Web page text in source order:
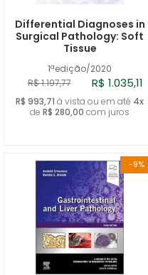
1ªedição/2020
Differential Diagnoses in
Surgical Pathology: Soft
Tissue
R$ 1.197,77 R$ 1.035,11
R$ 993,71 à vista ou em até 4x
de R$ 280,00 com juros
-9%